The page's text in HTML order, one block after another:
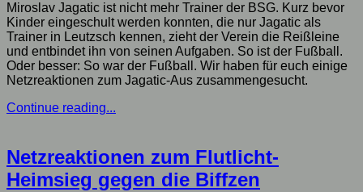
Miroslav Jagatic ist nicht mehr Trainer der BSG. Kurz bevor
Kinder eingeschult werden konnten, die nur Jagatic als
Trainer in Leutzsch kennen, zieht der Verein die Reißleine
und entbindet ihn von seinen Aufgaben. So ist der Fußball.
Oder besser: So war der Fußball. Wir haben für euch einige
Netzreaktionen zum Jagatic-Aus zusammengesucht.
Continue reading...
Netzreaktionen zum Flutlicht-
Heimsieg gegen die Biffzen